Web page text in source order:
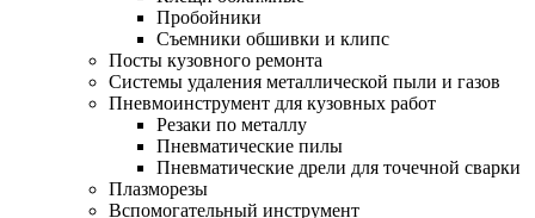
Пробойники
Съемники обшивки и клипс
Посты кузовного ремонта
Системы удаления металлической пыли и газов
Пневмоинструмент для кузовных работ
Резаки по металлу
Пневматические пилы
Пневматические дрели для точечной сварки
Плазморезы
Вспомогательный инструмент